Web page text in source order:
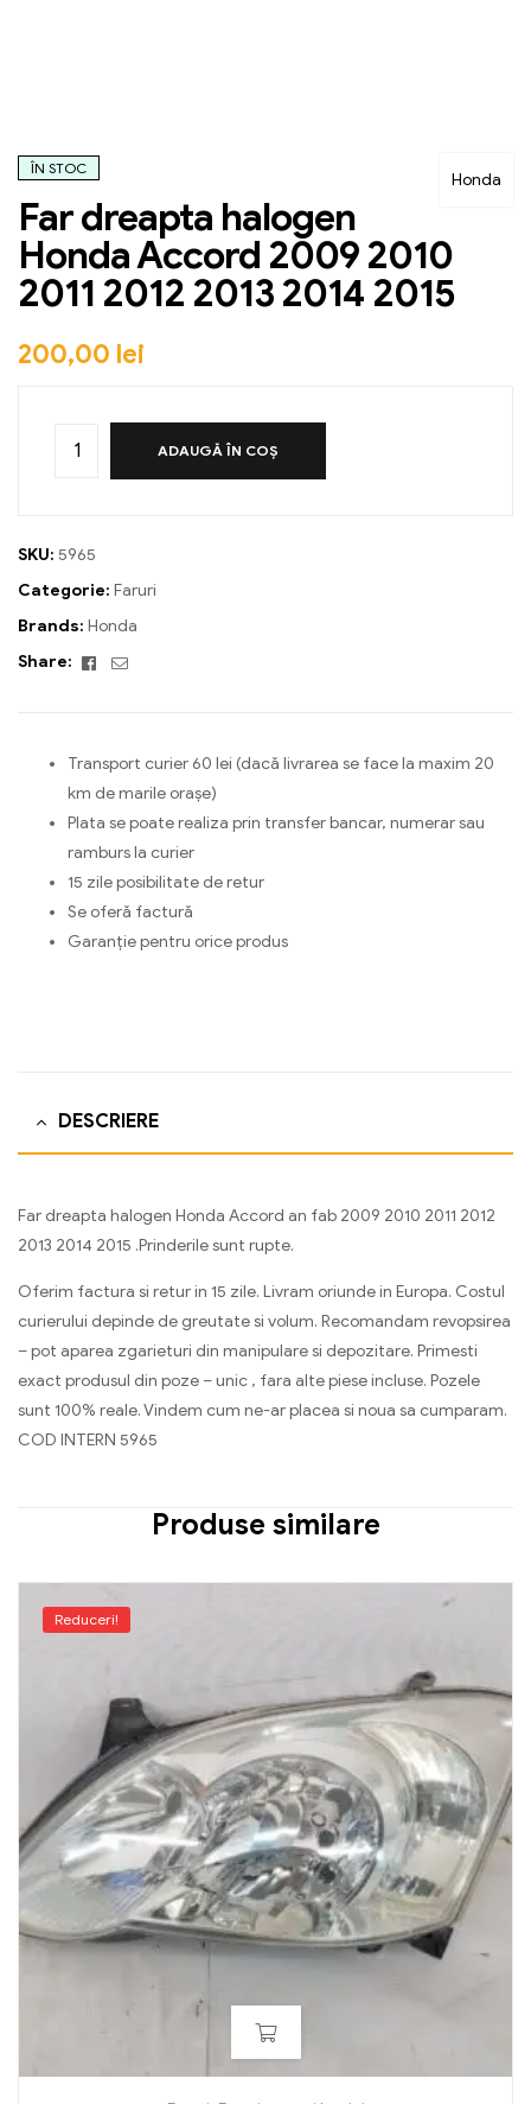
Honda
ÎN STOC
Far dreapta halogen
Honda Accord 2009 2010
2011 2012 2013 2014 2015
200,00 lei
ADAUGĂ ÎN COȘ
SKU: 5965
Categorie: Faruri
Brands: Honda
Share:
Facebook
Email
Transport curier 60 lei (dacă livrarea se face la maxim 20
km de marile orașe)
Plata se poate realiza prin transfer bancar, numerar sau
ramburs la curier
15 zile posibilitate de retur
Se oferă factură
Garanție pentru orice produs
DESCRIERE
Far dreapta halogen Honda Accord an fab 2009 2010 2011 2012
2013 2014 2015 .Prinderile sunt rupte.
Oferim factura si retur in 15 zile. Livram oriunde in Europa. Costul
curierului depinde de greutate si volum. Recomandam revopsirea
– pot aparea zgarieturi din manipulare si depozitare. Primesti
exact produsul din poze – unic , fara alte piese incluse. Pozele
sunt 100% reale. Vindem cum ne-ar placea si noua sa cumparam.
COD INTERN 5965
Produse similare
Reduceri!